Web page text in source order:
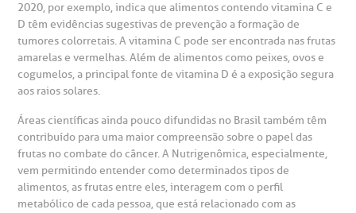
Clínica Medicina da Mulher
Saiba mais
de Bioética
de Sangue
de órgãos
de cuidado
2020, por exemplo, indica que alimentos contendo vitamina C e
D têm evidências sugestivas de prevenção a formação de
tumores colorretais. A vitamina C pode ser encontrada nas frutas
amarelas e vermelhas. Além de alimentos como peixes, ovos e
cogumelos, a principal fonte de vitamina D é a exposição segura
aos raios solares.
Áreas científicas ainda pouco difundidas no Brasil também têm
contribuído para uma maior compreensão sobre o papel das
frutas no combate do câncer. A Nutrigenômica, especialmente,
vem permitindo entender como determinados tipos de
alimentos, as frutas entre eles, interagem com o perfil
metabólico de cada pessoa, que está relacionado com as